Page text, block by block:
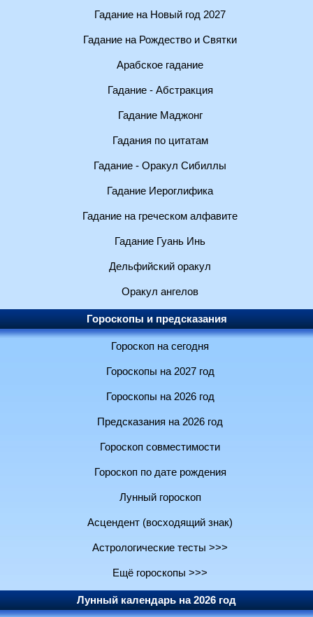
Гадание на Новый год 2027
Гадание на Рождество и Святки
Арабское гадание
Гадание - Абстракция
Гадание Маджонг
Гадания по цитатам
Гадание - Оракул Сибиллы
Гадание Иероглифика
Гадание на греческом алфавите
Гадание Гуань Инь
Дельфийский оракул
Оракул ангелов
Гороскопы и предсказания
Гороскоп на сегодня
Гороскопы на 2027 год
Гороскопы на 2026 год
Предсказания на 2026 год
Гороскоп совместимости
Гороскоп по дате рождения
Лунный гороскоп
Асцендент (восходящий знак)
Астрологические тесты >>>
Ещё гороскопы >>>
Лунный календарь на 2026 год